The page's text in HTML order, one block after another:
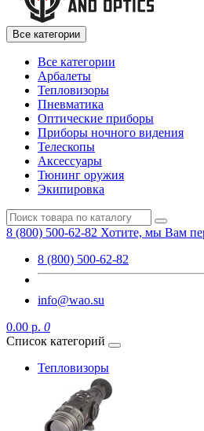
Все категории
Все категории
Арбалеты
Тепловизоры
Пневматика
Оптические приборы
Приборы ночного видения
Телескопы
Аксессуары
Тюнинг оружия
Экипировка
8 (800) 500-62-82 Хотите, мы Вам
8 (800) 500-62-82
info@wao.su
0.00 р. 0
Список категорий
Тепловизоры